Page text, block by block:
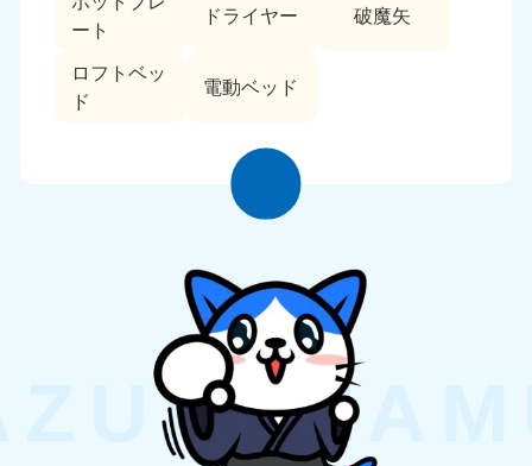
ート
ドライヤー 破魔矢
ロフトベッ
ド
電動ベッド